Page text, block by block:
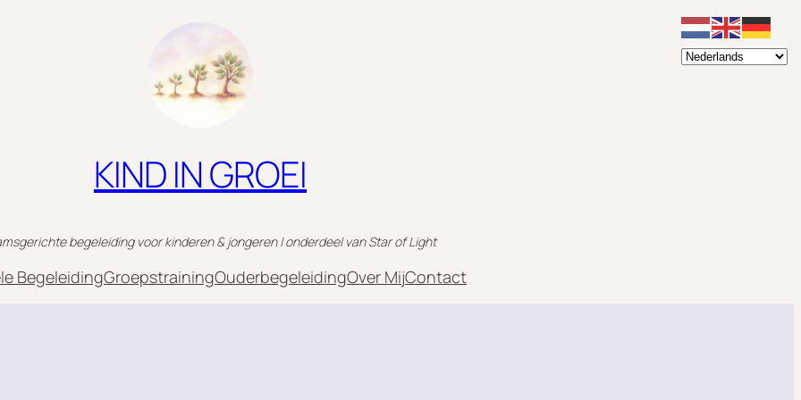
KIND IN GROEI
begeleiding voor kinderen & jongeren | onderdeel van Star of Light
BegeleidingGroepstrainingOuderbegeleidingOver MijContact